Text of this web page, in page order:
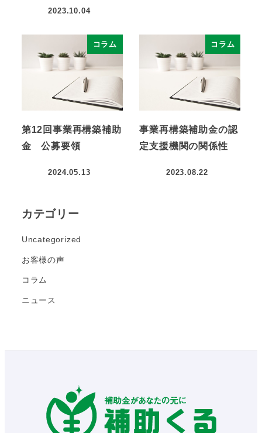
2023.10.04
コラム
第12回事業再構築補助
金 公募要領
2024.05.13
コラム
事業再構築補助金の認
定支援機関の関係性
2023.08.22
カテゴリー
Uncategorized
お客様の声
コラム
ニュース